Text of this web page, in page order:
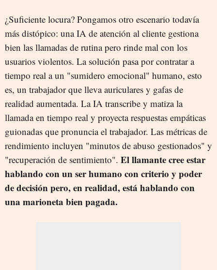
¿Suficiente locura? Pongamos otro escenario todavía
más distópico: una IA de atención al cliente gestiona
bien las llamadas de rutina pero rinde mal con los
usuarios violentos. La solución pasa por contratar a
tiempo real a un "sumidero emocional" humano, esto
es, un trabajador que lleva auriculares y gafas de
realidad aumentada. La IA transcribe y matiza la
llamada en tiempo real y proyecta respuestas empáticas
guionadas que pronuncia el trabajador. Las métricas de
rendimiento incluyen "minutos de abuso gestionados" y
"recuperación de sentimiento". El llamante cree estar
hablando con un ser humano con criterio y poder
de decisión pero, en realidad, está hablando con
una marioneta bien pagada.